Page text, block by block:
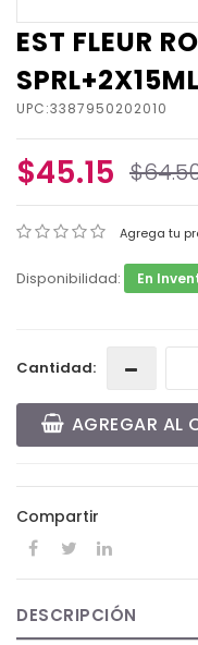
EST FLEUR
UPC:3387950202010
$45.15
Agrega tu
Disponibilidad: En
Cantidad:
AGREGAR AL
Compartir
DESCRIPCIÓN